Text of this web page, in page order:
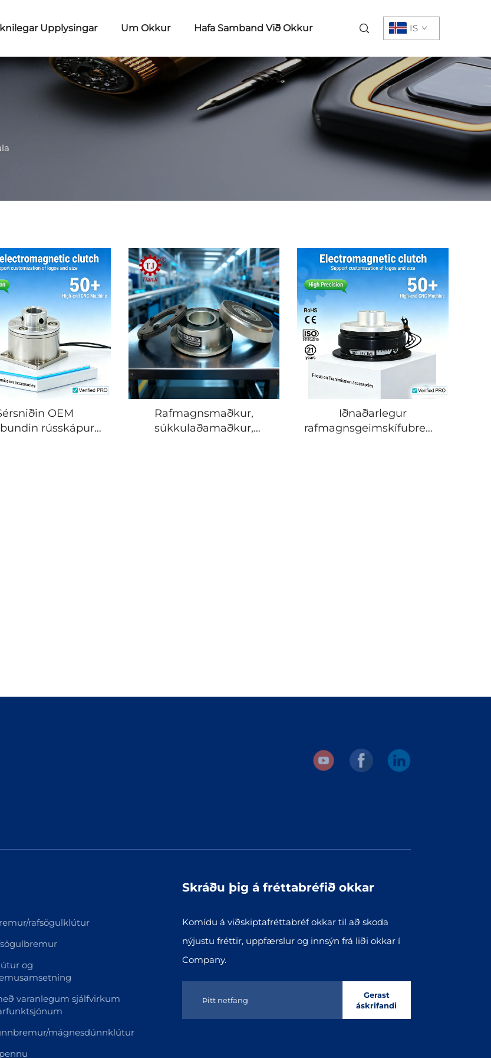
Upplysingar Um Okkur Hafa Samband Við Okkur IS
OEM
rússkápur,
Rafmagnsmaðkur,
súkkulaðamaðkur,
Iðnaðarlegur
rafmagnsgeimskífubremuskiífur
rafsögulklútur
og
varanlegum sjálfvirkum
mágnesdúnnklútur
Skráðu þig á fréttabréfið okkar
Komídu á viðskiptafréttabréf okkar til að skoda
nýjustu fréttir, uppfærslur og innsýn frá liði okkar í
Company.
Gerast
áskrifandi